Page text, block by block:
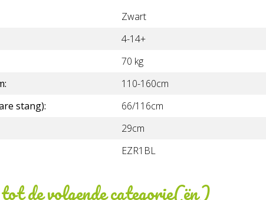
Zwart
4-14+
70 kg
110-160cm
stang):
66/116cm
29cm
EZR1BL
de volgende categorie(ën)